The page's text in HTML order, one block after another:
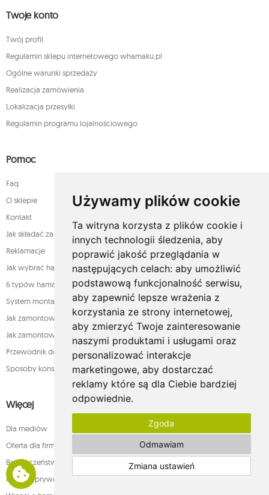
Używamy plików cookie
Ta witryna korzysta z plików cookie i
innych technologii śledzenia, aby
poprawić jakość przeglądania w
następujących celach: aby umożliwić
podstawową funkcjonalność serwisu,
aby zapewnić lepsze wrażenia z
korzystania ze strony internetowej,
aby zmierzyć Twoje zainteresowanie
naszymi produktami i usługami oraz
personalizować interakcje
marketingowe, aby dostarczać
reklamy które są dla Ciebie bardziej
odpowiednie.
Zgoda
Odmawiam
Zmiana ustawień
Twoje konto
Twój profil
Regulamin sklepu internetowego whamaku.pl
Ogólne warunki sprzedaży
Realizacja zamówienia
Lokalizacja przesyłki
Regulamin programu lojalnościowego
Pomoc
Faq
O sklepie
Kontakt
Jak składać zamówienia w sklepie whamaku.pl?
Reklamacje
Jak wybrać hamak
6 typów hamaków
System montażu
Jak zamontować fotel
Jak zamontować hamak
Przewodnik do hamaków
Sposoby konserwacji
Więcej
Dla mediów
Oferta dla firm
Bezpieczeństwo płatności
Polityka prywatności